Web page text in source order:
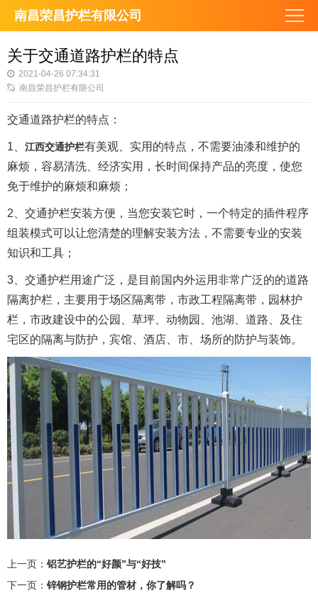
南昌荣昌护栏有限公司
关于交通道路护栏的特点
2021-04-26 07:34:31
南昌荣昌护栏有限公司
交通道路护栏的特点：
1、 江西交通护栏有美观、实用的特点，不需要油漆和维护的
麻烦，容易清洗、经济实用，长时间保持产品的亮度，使您
免于维护的麻烦和麻烦；
2、交通护栏安装方便，当您安装它时，一个特定的插件程序
组装模式可以让您清楚的理解安装方法，不需要专业的安装
知识和工具；
3、交通护栏用途广泛，是目前国内外运用非常广泛的的道路
隔离护栏，主要用于场区隔离带，市政工程隔离带，园林护
栏，市政建设中的公园、草坪、动物园、池湖、道路、及住
宅区的隔离与防护，宾馆、酒店、市、场所的防护与装饰。
上一页： 铝艺护栏的“好颜”与“好技”
下一页： 锌钢护栏常用的管材，你了解吗？